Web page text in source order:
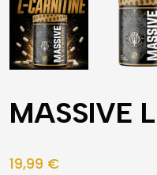
MASSIVE
19,99 €